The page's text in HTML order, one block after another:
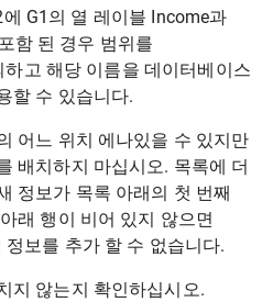
G1의 열 레이블 Income과
함 된 경우 범위를
고 해당 이름을 데이터베이스
할 수 있습니다.
어느 위치 에나있을 수 있지만
배치하지 마십시오. 목록에 더
정보가 목록 아래의 첫 번째
래 행이 비어 있지 않으면
보를 추가 할 수 없습니다.
지 않는지 확인하십시오.